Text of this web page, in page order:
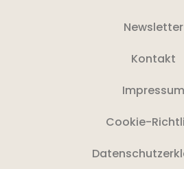
Newsletter
Kontakt
Impressum
Cookie-